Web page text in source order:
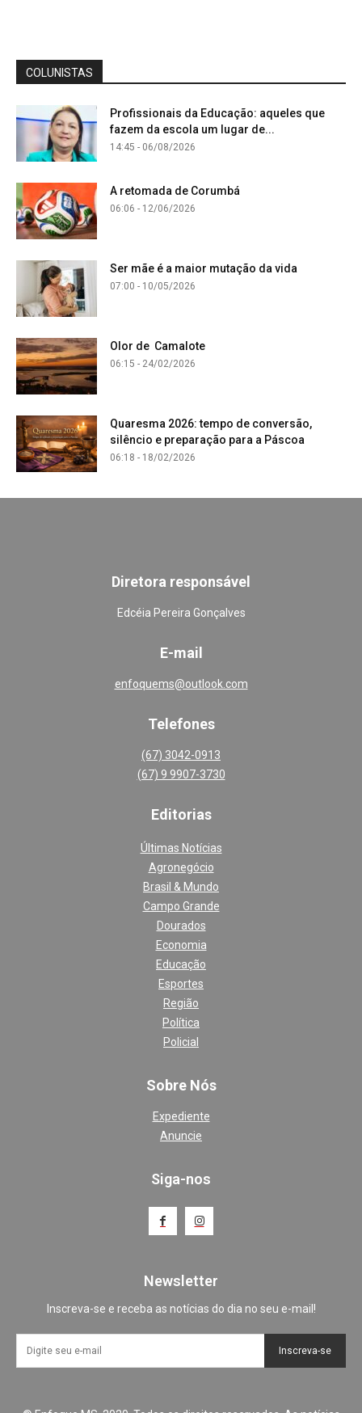
COLUNISTAS
Profissionais da Educação: aqueles que
fazem da escola um lugar de...
14:45 - 06/08/2026
A retomada de Corumbá
06:06 - 12/06/2026
Ser mãe é a maior mutação da vida
07:00 - 10/05/2026
Olor de Camalote
06:15 - 24/02/2026
Quaresma 2026: tempo de conversão,
silêncio e preparação para a Páscoa
06:18 - 18/02/2026
Diretora responsável
Edcéia Pereira Gonçalves
E-mail
enfoquems@outlook.com
Telefones
(67) 3042-0913
(67) 9 9907-3730
Editorias
Últimas Notícias
Agronegócio
Brasil & Mundo
Campo Grande
Dourados
Economia
Educação
Esportes
Região
Política
Policial
Sobre Nós
Expediente
Anuncie
Siga-nos
Newsletter
Inscreva-se e receba as notícias do dia no seu e-mail!
Inscreva-se